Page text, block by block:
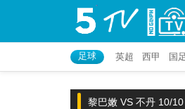
足球 英超 西甲 国足
黎巴嫩 VS 不丹 10/